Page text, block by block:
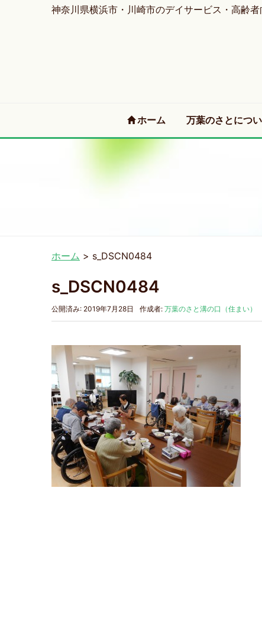
神奈川県横浜市・川崎市のデイサービス・高齢
ホーム (current)
万葉のさとにつ
ホーム > s_DSCN0484
s_DSCN0484
公開済み: 2019年7月28日 作成者: 万葉のさと溝の口（住まい）